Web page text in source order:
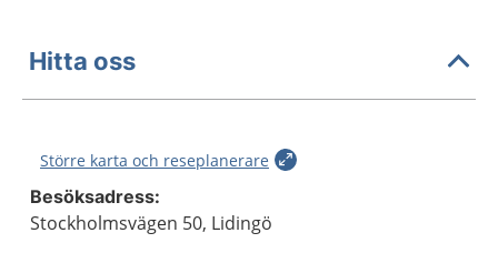
Hitta oss
Större karta och reseplanerare
Besöksadress:
Stockholmsvägen 50, Lidingö